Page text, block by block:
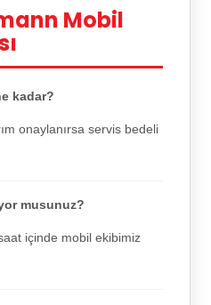
Mobil
kadar?
onaylanırsa servis bedeli
musunuz?
içinde mobil ekibimiz